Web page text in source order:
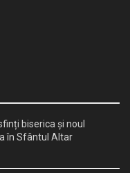
biserica și noul
în Sfântul Altar